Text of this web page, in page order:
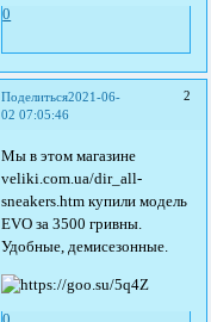
0
Поделиться 2
2021-06-
02 07:05:46
Мы в этом магазине
veliki.com.ua/dir_all-
sneakers.htm купили модель
EVO за 3500 гривны.
Удобные, демисезонные.